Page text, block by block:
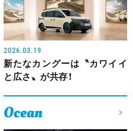
2026.03.19
新たなカングーは〝カワイイ
と広さ〟が共存！
Ocean